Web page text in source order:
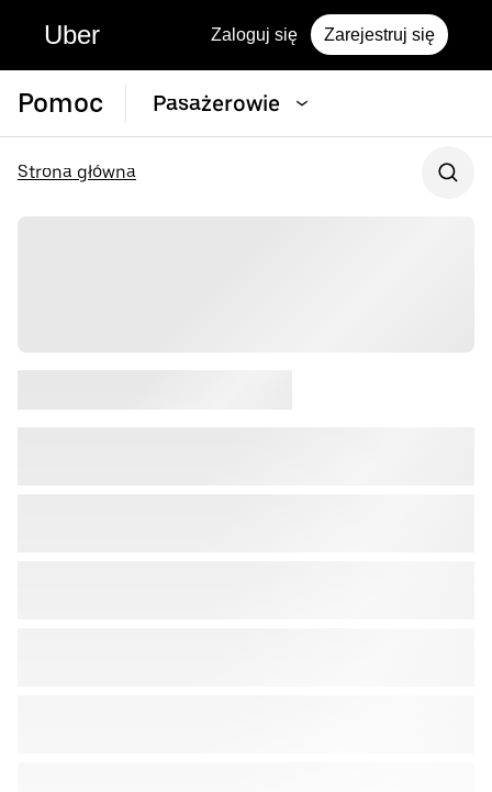
Uber Zaloguj się Zarejestruj się
Pomoc Pasażerowie
Strona główna